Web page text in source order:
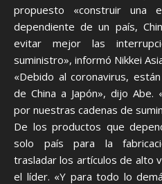
propuesto «construir una
dependiente de un país,
evitar mejor las
suministro», informó Nikkei
«Debido al coronavirus,
de China a Japón», dijo
por nuestras cadenas de
De los productos que
solo país para la
trasladar los artículos de alto
el líder. «Y para todo lo